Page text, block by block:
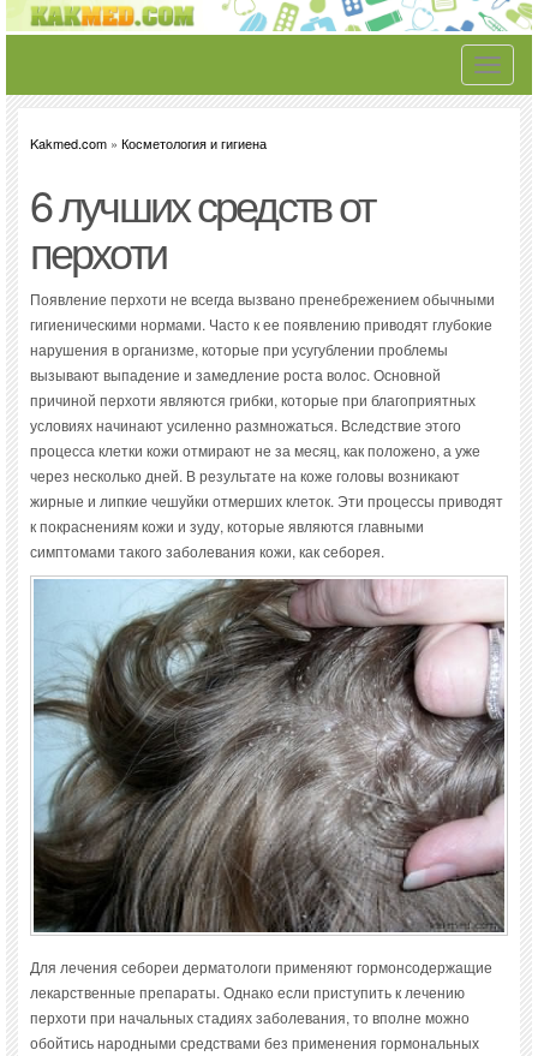
Toggle
Kakmed.com » Косметология и гигиена
6 лучших средств от
перхоти
Появление перхоти не всегда вызвано пренебрежением обычными
гигиеническими нормами. Часто к ее появлению приводят глубокие
нарушения в организме, которые при усугублении проблемы
вызывают выпадение и замедление роста волос. Основной
причиной перхоти являются грибки, которые при благоприятных
условиях начинают усиленно размножаться. Вследствие этого
процесса клетки кожи отмирают не за месяц, как положено, а уже
через несколько дней. В результате на коже головы возникают
жирные и липкие чешуйки отмерших клеток. Эти процессы приводят
к покраснениям кожи и зуду, которые являются главными
симптомами такого заболевания кожи, как себорея.
Для лечения себореи дерматологи применяют гормонсодержащие
лекарственные препараты. Однако если приступить к лечению
перхоти при начальных стадиях заболевания, то вполне можно
обойтись народными средствами без применения гормональных